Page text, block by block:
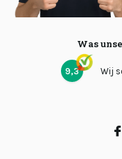
Was
9,3 Wij